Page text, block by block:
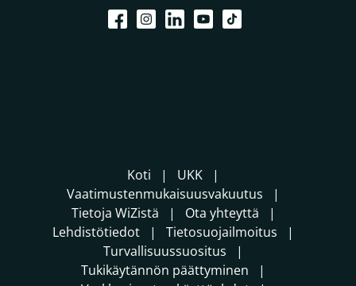
Koti
UKK
Vaatimustenmukaisuusvakuutus
Tietoja WiZistä
Ota yhteyttä
Lehdistötiedot
Tietosuojailmoitus
Turvallisuussuositus
Tukikäytännön päättyminen